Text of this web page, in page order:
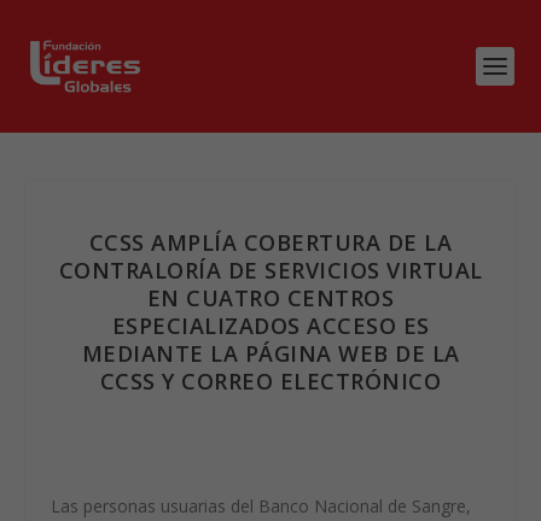
CCSS AMPLÍA COBERTURA DE LA
CONTRALORÍA DE SERVICIOS VIRTUAL
EN CUATRO CENTROS
ESPECIALIZADOS ACCESO ES
MEDIANTE LA PÁGINA WEB DE LA
CCSS Y CORREO ELECTRÓNICO
Las personas usuarias del Banco Nacional de Sangre,